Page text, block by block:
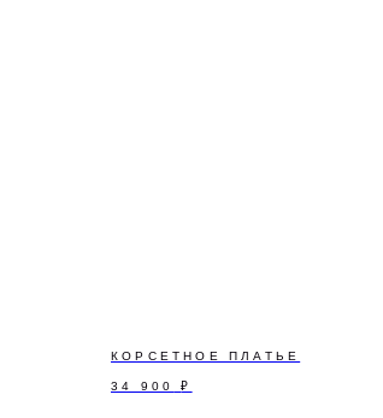
КОРСЕТНОЕ ПЛАТЬЕ
34 900 ₽